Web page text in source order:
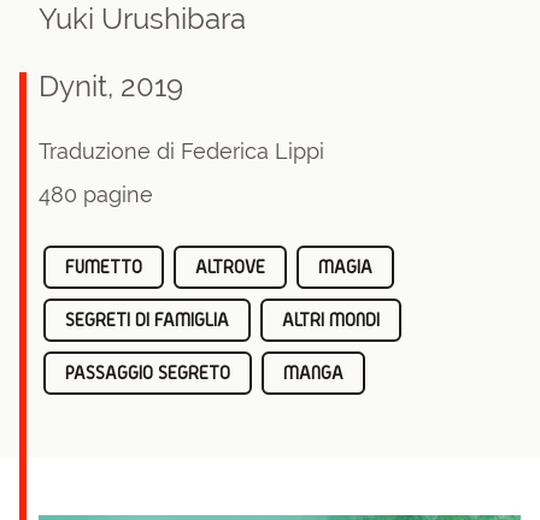
Yuki Urushibara
Dynit, 2019
Traduzione di Federica Lippi
480 pagine
FUMETTO ALTROVE MAGIA
SEGRETI DI FAMIGLIA ALTRI MONDI
PASSAGGIO SEGRETO MANGA